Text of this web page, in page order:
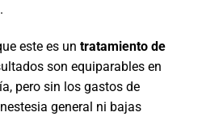
este es un tratamiento de
son equiparables en
pero sin los gastos de
general ni bajas